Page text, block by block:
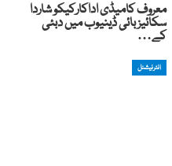
معروف کامیڈی اداکارکیکو شاردا
سکائیز بائی ڈینیوب میں دبئی
کے…
انٹرنیشنل